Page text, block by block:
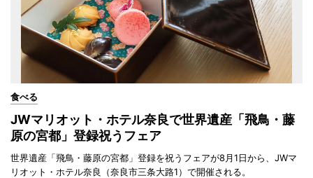
食べる
JWマリオット・ホテル奈良で世界遺産「飛鳥・藤
原の宮都」登録祝うフェア
世界遺産「飛鳥・藤原の宮都」登録を祝うフェアが8月1日から、JWマ
リオット・ホテル奈良（奈良市三条大路1）で開催される。